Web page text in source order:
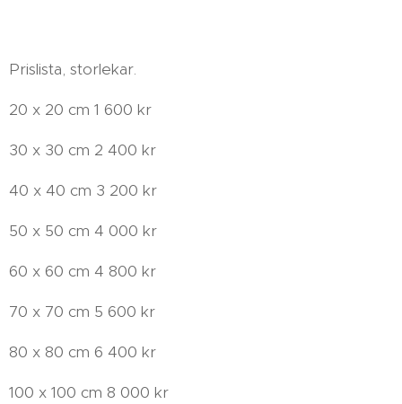
Prislista, storlekar.
20 x 20 cm 1 600 kr
30 x 30 cm 2 400 kr
40 x 40 cm 3 200 kr
50 x 50 cm 4 000 kr
60 x 60 cm 4 800 kr
70 x 70 cm 5 600 kr
80 x 80 cm 6 400 kr
100 x 100 cm 8 000 kr